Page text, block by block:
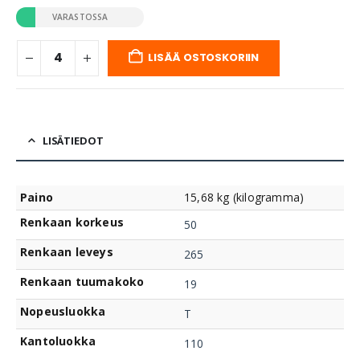
VARASTOSSA
LISÄÄ OSTOSKORIIN
LISÄTIEDOT
Paino
15,68 kg (kilogramma)
Renkaan korkeus
50
Renkaan leveys
265
Renkaan tuumakoko
19
Nopeusluokka
T
Kantoluokka
110